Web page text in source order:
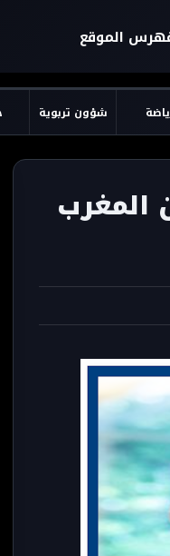
الموقع
شؤون تربوية
المغرب